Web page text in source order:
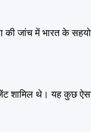
जांच में भारत के
शामिल थे। यह कुछ